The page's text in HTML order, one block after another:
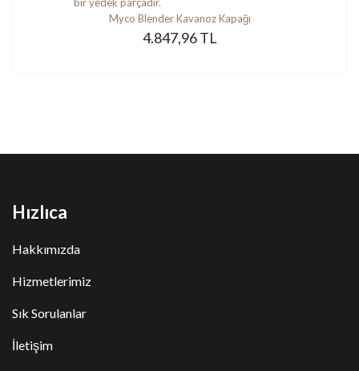
Myco Blender Kavanoz Kapağı
4.847,96 TL
Hızlıca
Hakkımızda
Hizmetlerimiz
Sık Sorulanlar
İletişim